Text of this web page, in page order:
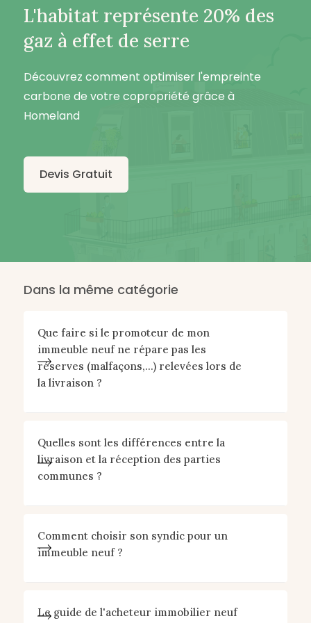
L'habitat représente 20% des
gaz à effet de serre
Découvrez comment optimiser l'empreinte
carbone de votre copropriété grâce à
Homeland
Devis Gratuit
Dans la même catégorie
Que faire si le promoteur de mon
immeuble neuf ne répare pas les
réserves (malfaçons,...) relevées lors de
la livraison ?
Quelles sont les différences entre la
livraison et la réception des parties
communes ?
Comment choisir son syndic pour un
immeuble neuf ?
Le guide de l'acheteur immobilier neuf